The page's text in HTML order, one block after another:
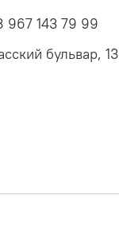
967 143 79 99
бульвар, 13